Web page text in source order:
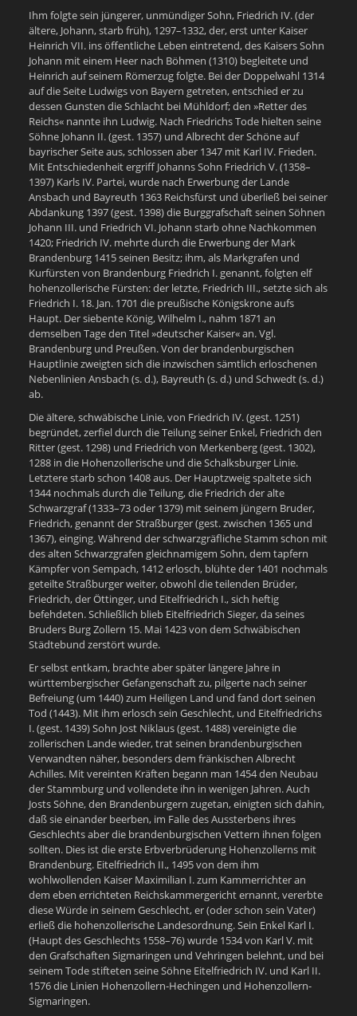
Ihm folgte sein jüngerer, unmündiger Sohn, Friedrich IV. (der
ältere, Johann, starb früh), 1297–1332, der, erst unter Kaiser
Heinrich VII. ins öffentliche Leben eintretend, des Kaisers Sohn
Johann mit einem Heer nach Böhmen (1310) begleitete und
Heinrich auf seinem Römerzug folgte. Bei der Doppelwahl 1314
auf die Seite Ludwigs von Bayern getreten, entschied er zu
dessen Gunsten die Schlacht bei Mühldorf; den »Retter des
Reichs« nannte ihn Ludwig. Nach Friedrichs Tode hielten seine
Söhne Johann II. (gest. 1357) und Albrecht der Schöne auf
bayrischer Seite aus, schlossen aber 1347 mit Karl IV. Frieden.
Mit Entschiedenheit ergriff Johanns Sohn Friedrich V. (1358–
1397) Karls IV. Partei, wurde nach Erwerbung der Lande
Ansbach und Bayreuth 1363 Reichsfürst und überließ bei seiner
Abdankung 1397 (gest. 1398) die Burggrafschaft seinen Söhnen
Johann III. und Friedrich VI. Johann starb ohne Nachkommen
1420; Friedrich IV. mehrte durch die Erwerbung der Mark
Brandenburg 1415 seinen Besitz; ihm, als Markgrafen und
Kurfürsten von Brandenburg Friedrich I. genannt, folgten elf
hohenzollerische Fürsten: der letzte, Friedrich III., setzte sich als
Friedrich I. 18. Jan. 1701 die preußische Königskrone aufs
Haupt. Der siebente König, Wilhelm I., nahm 1871 an
demselben Tage den Titel »deutscher Kaiser« an. Vgl.
Brandenburg und Preußen. Von der brandenburgischen
Hauptlinie zweigten sich die inzwischen sämtlich erloschenen
Nebenlinien Ansbach (s. d.), Bayreuth (s. d.) und Schwedt (s. d.)
ab.
Die ältere, schwäbische Linie, von Friedrich IV. (gest. 1251)
begründet, zerfiel durch die Teilung seiner Enkel, Friedrich den
Ritter (gest. 1298) und Friedrich von Merkenberg (gest. 1302),
1288 in die Hohenzollerische und die Schalksburger Linie.
Letztere starb schon 1408 aus. Der Hauptzweig spaltete sich
1344 nochmals durch die Teilung, die Friedrich der alte
Schwarzgraf (1333–73 oder 1379) mit seinem jüngern Bruder,
Friedrich, genannt der Straßburger (gest. zwischen 1365 und
1367), einging. Während der schwarzgräfliche Stamm schon mit
des alten Schwarzgrafen gleichnamigem Sohn, dem tapfern
Kämpfer von Sempach, 1412 erlosch, blühte der 1401 nochmals
geteilte Straßburger weiter, obwohl die teilenden Brüder,
Friedrich, der Öttinger, und Eitelfriedrich I., sich heftig
befehdeten. Schließlich blieb Eitelfriedrich Sieger, da seines
Bruders Burg Zollern 15. Mai 1423 von dem Schwäbischen
Städtebund zerstört wurde.
Er selbst entkam, brachte aber später längere Jahre in
württembergischer Gefangenschaft zu, pilgerte nach seiner
Befreiung (um 1440) zum Heiligen Land und fand dort seinen
Tod (1443). Mit ihm erlosch sein Geschlecht, und Eitelfriedrichs
I. (gest. 1439) Sohn Jost Niklaus (gest. 1488) vereinigte die
zollerischen Lande wieder, trat seinen brandenburgischen
Verwandten näher, besonders dem fränkischen Albrecht
Achilles. Mit vereinten Kräften begann man 1454 den Neubau
der Stammburg und vollendete ihn in wenigen Jahren. Auch
Josts Söhne, den Brandenburgern zugetan, einigten sich dahin,
daß sie einander beerben, im Falle des Aussterbens ihres
Geschlechts aber die brandenburgischen Vettern ihnen folgen
sollten. Dies ist die erste Erbverbrüderung Hohenzollerns mit
Brandenburg. Eitelfriedrich II., 1495 von dem ihm
wohlwollenden Kaiser Maximilian I. zum Kammerrichter an
dem eben errichteten Reichskammergericht ernannt, vererbte
diese Würde in seinem Geschlecht, er (oder schon sein Vater)
erließ die hohenzollerische Landesordnung. Sein Enkel Karl I.
(Haupt des Geschlechts 1558–76) wurde 1534 von Karl V. mit
den Grafschaften Sigmaringen und Vehringen belehnt, und bei
seinem Tode stifteten seine Söhne Eitelfriedrich IV. und Karl II.
1576 die Linien Hohenzollern-Hechingen und Hohenzollern-
Sigmaringen.